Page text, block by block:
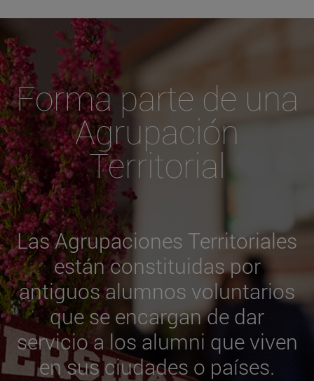
Forma parte de una
Agrupación
Territorial
Las Agrupaciones Territoriales
están constituidas por
antiguos alumnos voluntarios
que se encargan de dar
servicio a los alumni que viven
en sus ciudades o países.